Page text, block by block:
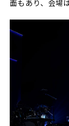
面もあり、会場